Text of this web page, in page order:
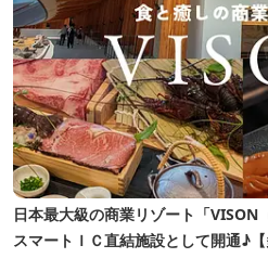
日本最大級の商業リゾート「VISON
スマートＩＣ直結施設として開通♪【